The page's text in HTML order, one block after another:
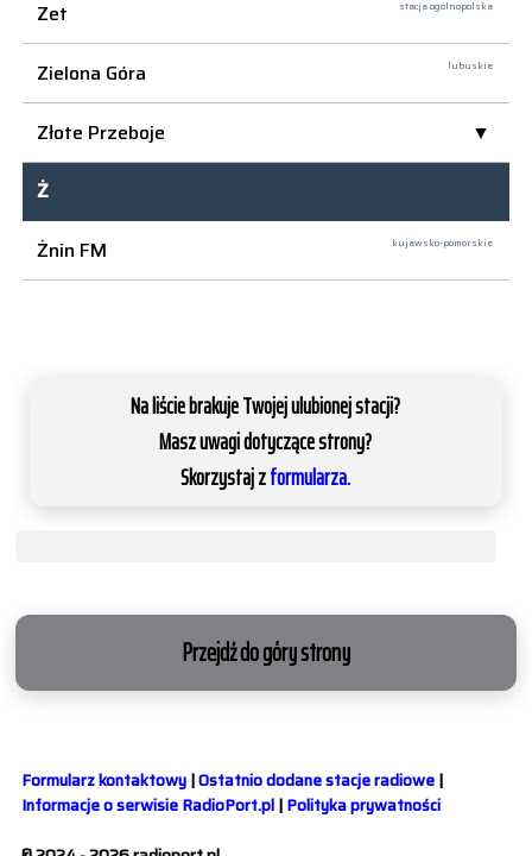
Zet stacja ogólnopolska
Zielona Góra lubuskie
Złote Przeboje
Ż
Żnin FM
kujawsko-pomorskie
Na liście brakuje Twojej ulubionej stacji?
Masz uwagi dotyczące strony?
Skorzystaj zformularza.
Przejdź do góry strony
Formularz kontaktowy|Ostatnio dodane stacje radiowe|
Informacje o serwisie RadioPort.pl|Polityka prywatności